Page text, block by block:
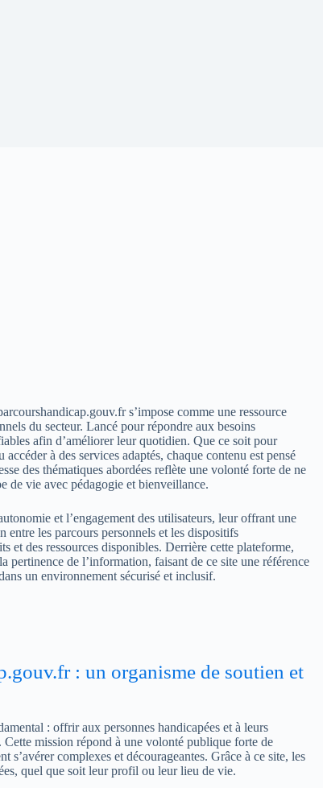
s’impose comme une ressource
du secteur. Lancé pour répondre aux besoins
afin d’améliorer leur quotidien. Que ce soit pour
à des services adaptés, chaque contenu est pensé
des thématiques abordées reflète une volonté forte de ne
de vie avec pédagogie et bienveillance.
et l’engagement des utilisateurs, leur offrant une
les parcours personnels et les dispositifs
et des ressources disponibles. Derrière cette plateforme,
pertinence de l’information, faisant de ce site une référence
un environnement sécurisé et inclusif.
: un organisme de soutien et
: offrir aux personnes handicapées et à leurs
mission répond à une volonté publique forte de
complexes et décourageantes. Grâce à ce site, les
quel que soit leur profil ou leur lieu de vie.